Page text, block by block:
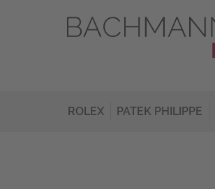
ROLEX PATEK PHILIPPE